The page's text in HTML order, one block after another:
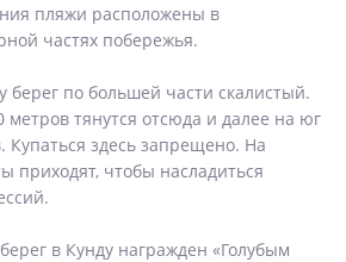
пляжи расположены в
частях побережья.
берег по большей части скалистый.
метров тянутся отсюда и далее на юг
Купаться здесь запрещено. На
приходят, чтобы насладиться
в Кунду награжден «Голубым